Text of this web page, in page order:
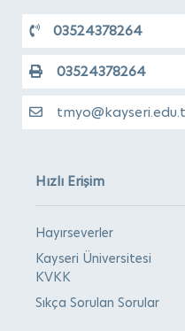
03524378264
03524378264
Hızlı Erişim
Hayırseverler
Kayseri Üniversitesi
KVKK
Sıkça Sorulan Sorular